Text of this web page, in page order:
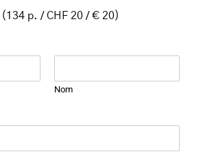
p. / CHF 20 / € 20)
Nom